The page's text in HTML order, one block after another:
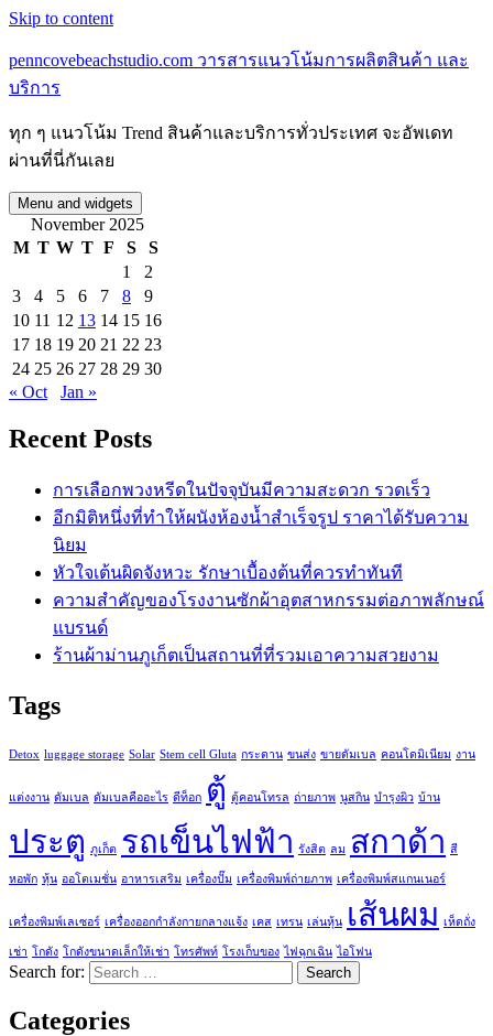
Skip to content
penncovebeachstudio.com วารสารแนวโน้มการผลิตสินค้า และ
บริการ
ทุก ๆ แนวโน้ม Trend สินค้าและบริการทั่วประเทศ จะอัพเดท
ผ่านที่นี่กันเลย
Menu and widgets
November 2025
M T W T F S
S
1
2
3
4 5 6 7 8
9
10 11 12 13 14 15 16
17 18 19 20 21 22 23
24 25 26 27 28 29 30
« Oct
Jan »
Recent Posts
การเลือกพวงหรีดในปัจจุบันมีความสะดวก รวดเร็ว
อีกมิติหนึ่งที่ทำให้ผนังห้องน้ำสำเร็จรูป ราคาได้รับความ
นิยม
หัวใจเต้นผิดจังหวะ รักษาเบื้องต้นที่ควรทำทันที
ความสำคัญของโรงงานซักผ้าอุตสาหกรรมต่อภาพลักษณ์
แบรนด์
ร้านผ้าม่านภูเก็ตเป็นสถานที่ที่รวมเอาความสวยงาม
Tags
Detox luggage storage Solar Stem cell Gluta กระดาน ขนส่ง ขายดัมเบล คอนโดมิเนียม งาน
แต่งงาน ดัมเบล ดัมเบลคืออะไร ดีท็อก ตู้ ตู้คอนโทรล ถ่ายภาพ นูสกิน บำรุงผิว บ้าน
ประตู ภูเก็ต รถเข็นไฟฟ้า รังสิต ลม สกาด้า สี
หอพัก หุ้น ออโตเมชั่น อาหารเสริม เครื่องปั๊ม เครื่องพิมพ์ถ่ายภาพ เครื่องพิมพ์สแกนเนอร์
เครื่องพิมพ์เลเซอร์ เครื่องออกกำลังกายกลางแจ้ง เคส เทรน เล่นหุ้น เส้นผม เห็ดถั่ง
เช่า โกดัง โกดังขนาดเล็กให้เช่า โทรศัพท์ โรงเก็บของ ไฟฉุกเฉิน ไอโฟน
Search for:
Categories